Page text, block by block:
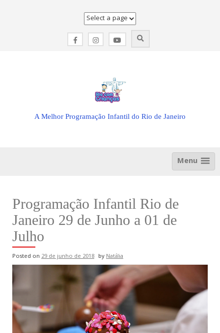
A Melhor Programação Infantil do Rio de Janeiro
Menu
Programação Infantil Rio de
Janeiro 29 de Junho a 01 de
Julho
Posted on 29 de junho de 2018 byNatália